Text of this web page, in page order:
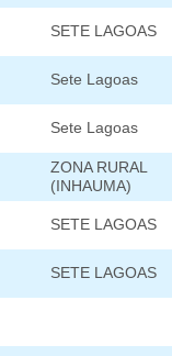
SETE LAGOAS
Sete Lagoas
Sete Lagoas
ZONA RURAL
(INHAUMA)
SETE LAGOAS
SETE LAGOAS